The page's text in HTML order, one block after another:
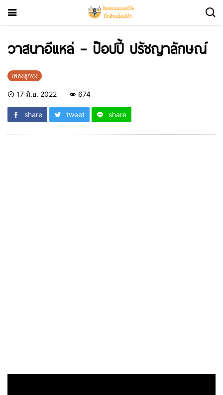
วาสนาอีแหล่ – ป๊อปปี้ ปรัชญาลักษณ์
เพลงลูกทุ่ง
17 มิ.ย. 2022 674
share tweet share